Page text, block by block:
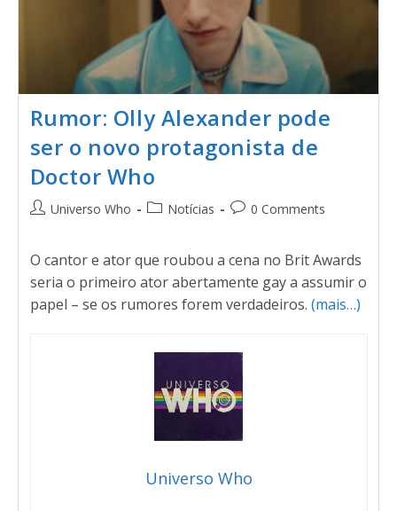
Rumor: Olly Alexander pode
ser o novo protagonista de
Doctor Who
Universo Who Notícias 0 Comments
O cantor e ator que roubou a cena no Brit Awards
seria o primeiro ator abertamente gay a assumir o
papel – se os rumores forem verdadeiros. (mais…)
Universo Who